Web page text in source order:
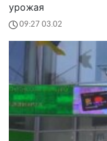
урожая
09:27 03.02